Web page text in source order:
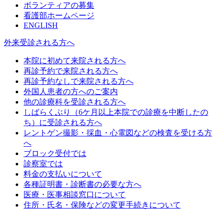
ボランティアの募集
看護部ホームページ
ENGLISH
外来受診される方へ
本院に初めて来院される方へ
再診予約で来院される方へ
再診予約なしで来院される方へ
外国人患者の方へのご案内
他の診療科を受診される方へ
しばらくぶり（6ケ月以上本院での診療を中断したの
ち）に受診される方へ
レントゲン撮影・採血・心電図などの検査を受ける方
へ
ブロック受付では
診察室では
料金の支払いについて
各種証明書・診断書の必要な方へ
医療・医事相談窓口について
住所・氏名・保険などの変更手続きについて